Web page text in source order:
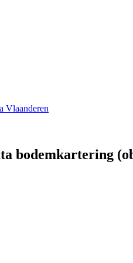
Vlaanderen
bodemkartering